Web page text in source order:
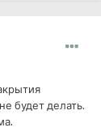
будет делать.